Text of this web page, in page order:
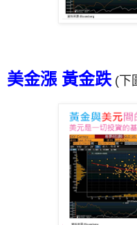
美金漲 黃金跌 (下